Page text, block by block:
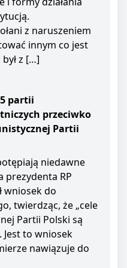
z naruszeniem
innym co jest
z […]
partii
przeciwko
Partii
niedawne
prezydenta RP
wniosek do
twierdząc, że „cele
Partii Polski są
Jest to wniosek
nawiązuje do